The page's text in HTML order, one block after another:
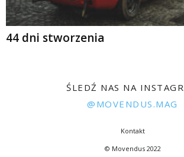
44 dni stworzenia
ŚLEDŹ NAS NA
@MOVENDUS.MAG
Kontakt
© Movendus 2022